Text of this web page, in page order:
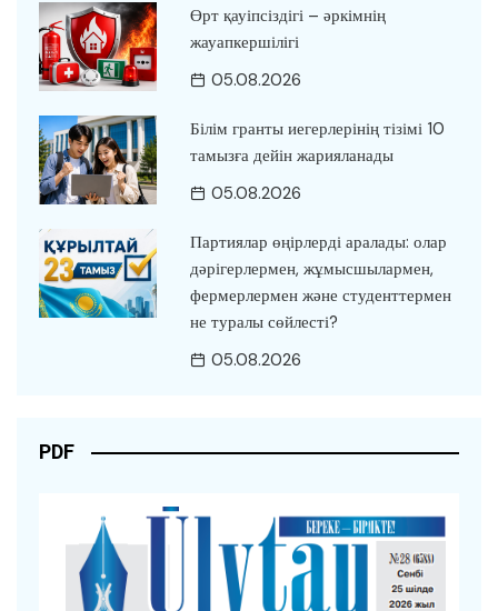
Өрт қауіпсіздігі – әркімнің
жауапкершілігі
05.08.2026
Білім гранты иегерлерінің тізімі 10
тамызға дейін жарияланады
05.08.2026
Партиялар өңірлерді аралады: олар
дәрігерлермен, жұмысшылармен,
фермерлермен және студенттермен
не туралы сөйлесті?
05.08.2026
PDF